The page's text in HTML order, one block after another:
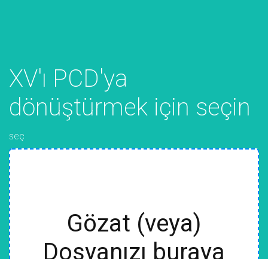
XV'ı PCD'ya
dönüştürmek için seçin
seç
Gözat (veya)
Dosyanızı buraya